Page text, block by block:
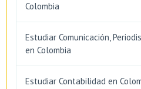
Colombia
Estudiar Comunicación,
en Colombia
Estudiar Contabilidad en